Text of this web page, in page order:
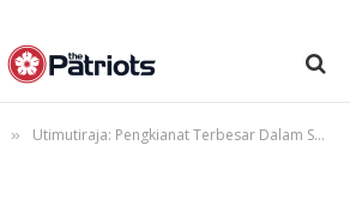
» Utimutiraja: Pengkianat Terbesar Dalam Sejarah Melayu